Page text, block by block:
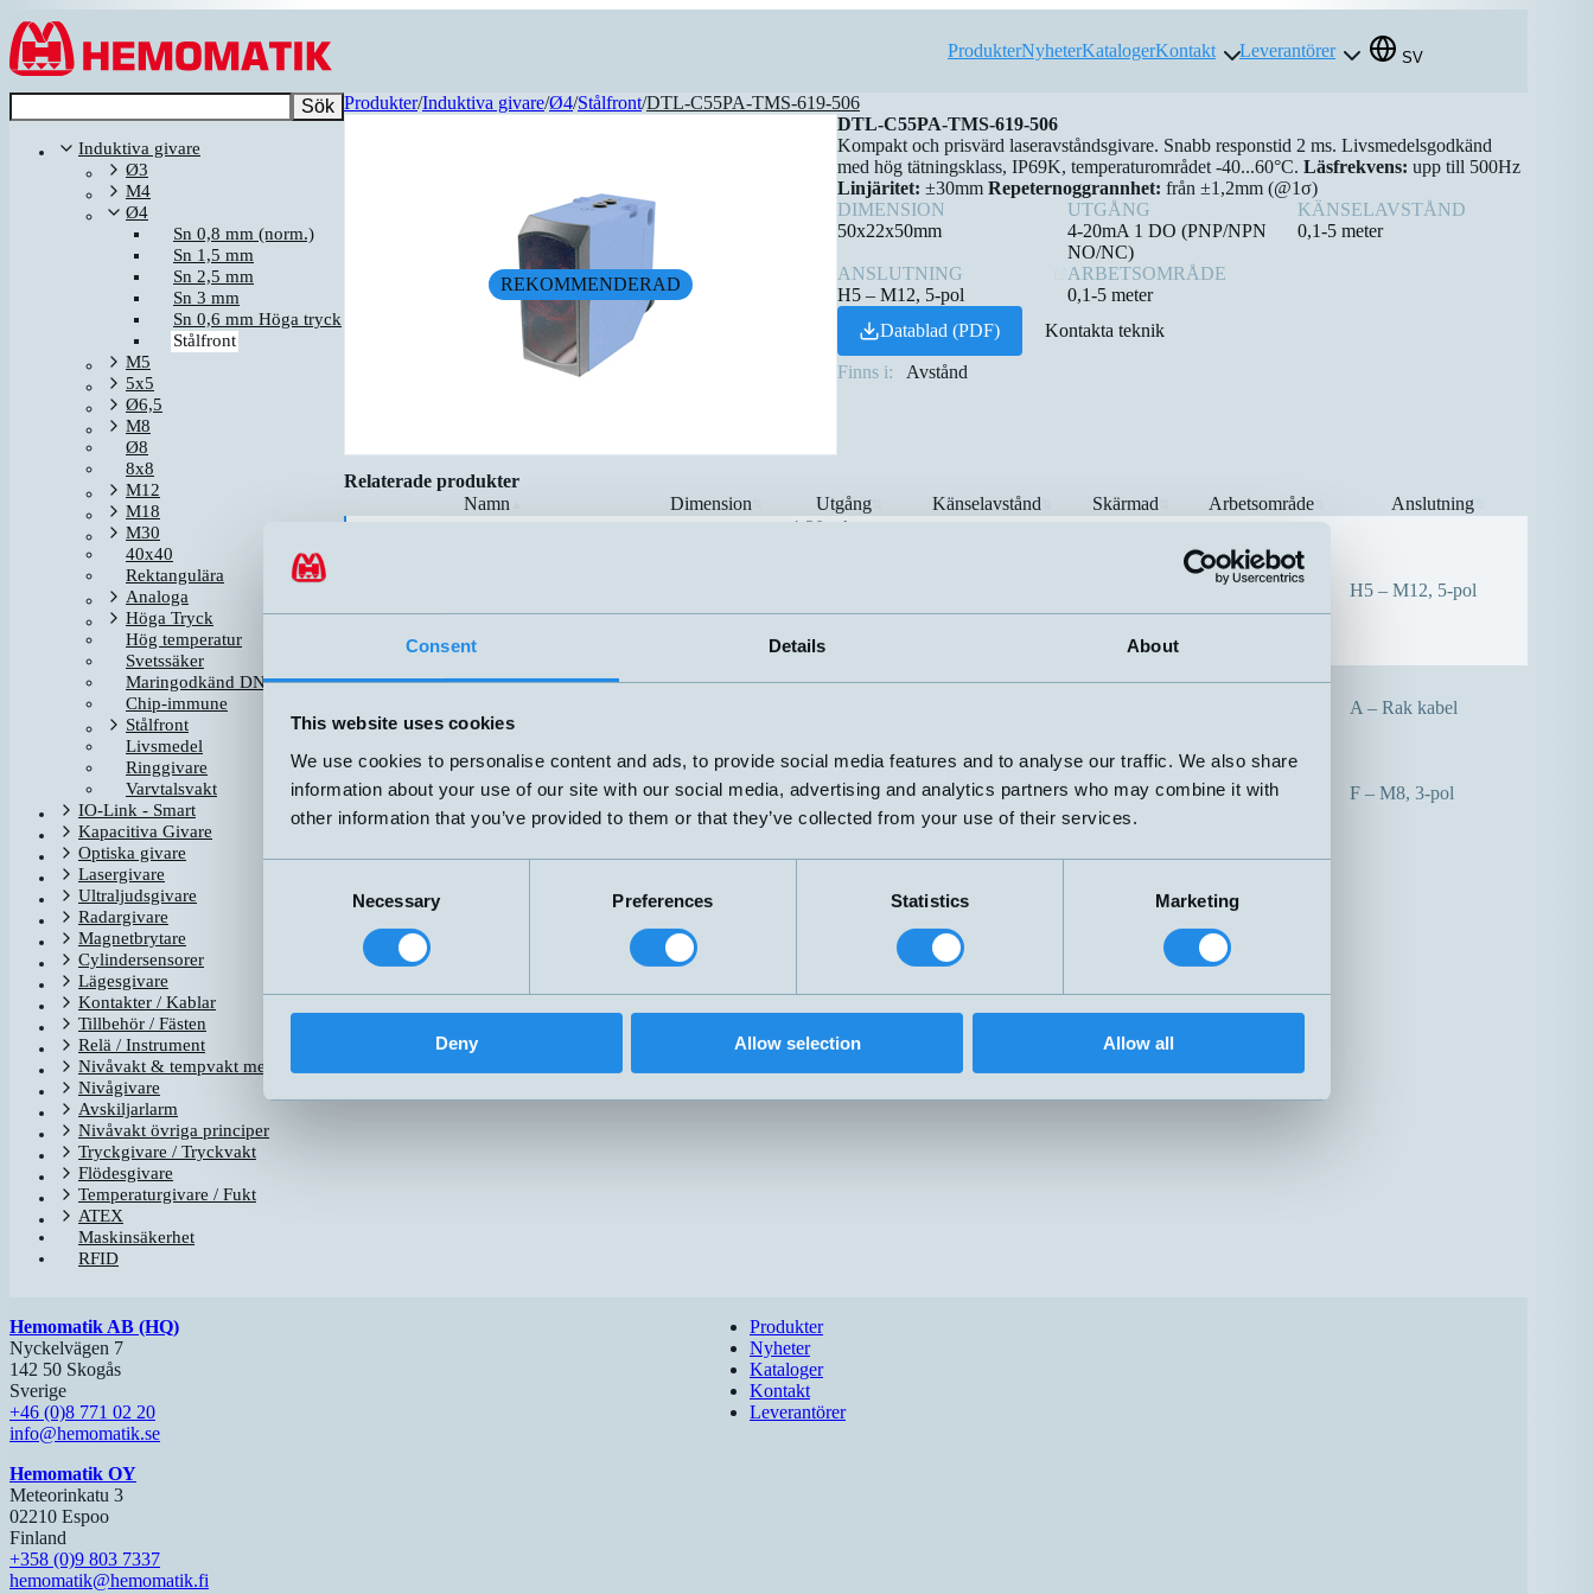
Consent Details About
This website uses cookies
We use cookies to personalise content and ads, to provide social media features and to analyse our traffic. We also share
information about your use of our site with our social media, advertising and analytics partners who may combine it with
other information that you’ve provided to them or that they’ve collected from your use of their services.
Necessary Preferences Statistics Marketing
Deny Allow selection Allow all
Hoppa till innehållet
ProdukterNyheterKatalogerKontakt Leverantörer SV
Sök
Induktiva givare
Ø3
M4
Ø4
Sn 0,8 mm (norm.)
Sn 1,5 mm
Sn 2,5 mm
Sn 3 mm
Sn 0,6 mm Höga tryck
Stålfront
M5
5x5
Ø6,5
M8
Ø8
8x8
M12
M18
M30
40x40
Rektangulära
Analoga
Höga Tryck
Hög temperatur
Svetssäker
Maringodkänd DNV-GL
Chip-immune
Stålfront
Livsmedel
Ringgivare
Varvtalsvakt
IO-Link - Smart
Kapacitiva Givare
Optiska givare
Lasergivare
Ultraljudsgivare
Radargivare
Magnetbrytare
Cylindersensorer
Lägesgivare
Kontakter / Kablar
Tillbehör / Fästen
Relä / Instrument
Nivåvakt & tempvakt med flottör
Nivågivare
Avskiljarlarm
Nivåvakt övriga principer
Tryckgivare / Tryckvakt
Flödesgivare
Temperaturgivare / Fukt
ATEX
Maskinsäkerhet
RFID
Produkter/Induktiva givare/Ø4/Stålfront/DTL-C55PA-TMS-619-506
REKOMMENDERAD
DTL-C55PA-TMS-619-506
Kompakt och prisvärd laseravståndsgivare. Snabb responstid 2 ms. Livsmedelsgodkänd
med hög tätningsklass, IP69K, temperaturområdet -40...60°C. Läsfrekvens: upp till 500Hz
Linjäritet: ±30mm Repeternoggrannhet: från ±1,2mm (@1σ)
DIMENSION
50x22x50mm
UTGÅNG
4-20mA 1 DO (PNP/NPN
NO/NC)
KÄNSELAVSTÅND
0,1-5 meter
ANSLUTNING
H5 – M12, 5-pol
ARBETSOMRÅDE
0,1-5 meter
Datablad (PDF)
Kontakta teknik
Finns i: Avstånd
Relaterade produkter
Namn
Dimension Utgång⇅ Känselavstånd Skärmad Arbetsområde Anslutning
4-20mA
0,1-5 meter H5 – M12, 5-pol
A – Rak kabel
DW-AV-713-04-276 Ø4x30mm
PNP NO
3mm
Nej F – M8, 3-pol
Hemomatik AB (HQ)
Nyckelvägen 7
142 50 Skogås
Sverige
+46 (0)8 771 02 20
info@hemomatik.se
Hemomatik OY
Meteorinkatu 3
02210 Espoo
Finland
+358 (0)9 803 7337
hemomatik@hemomatik.fi
Produkter
Nyheter
Kataloger
Kontakt
Leverantörer